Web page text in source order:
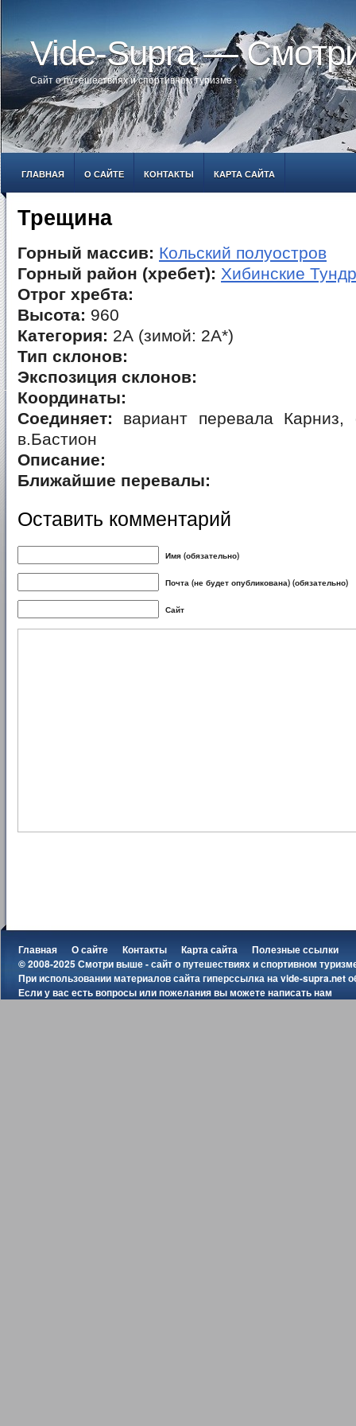
Vide-Supra —
Сайт о путешествиях и спортивном туризме
ГЛАВНАЯ О САЙТЕ КОНТАКТЫ КАРТА САЙТА
Трещина
Горный массив: Кольский полуостров
Горный район (хребет): Хибинские
Отрог хребта:
Высота: 960
Категория: 2А (зимой: 2А*)
Тип склонов:
Экспозиция склонов:
Координаты:
Соединяет: вариант перевала Карниз,
в.Бастион
Описание:
Ближайшие перевалы:
Оставить комментарий
Имя (обязательно)
Почта (не будет опубликована) (обязательно)
Сайт
Главная О сайте Контакты Карта сайта
Полезные ссылки
© 2008-2025 Смотри выше - сайт о путешествиях и спортивном
При использовании материалов сайта гиперссылка наvide-supra.net
Если у вас есть вопросы или пожелания вы можетенаписать нам